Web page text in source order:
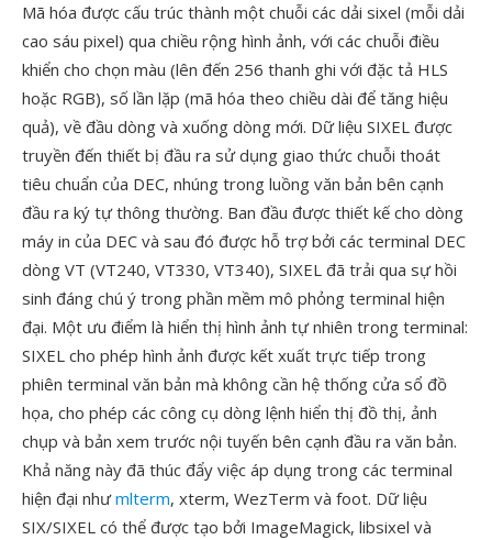
Mã hóa được cấu trúc thành một chuỗi các dải sixel (mỗi dải
cao sáu pixel) qua chiều rộng hình ảnh, với các chuỗi điều
khiển cho chọn màu (lên đến 256 thanh ghi với đặc tả HLS
hoặc RGB), số lần lặp (mã hóa theo chiều dài để tăng hiệu
quả), về đầu dòng và xuống dòng mới. Dữ liệu SIXEL được
truyền đến thiết bị đầu ra sử dụng giao thức chuỗi thoát
tiêu chuẩn của DEC, nhúng trong luồng văn bản bên cạnh
đầu ra ký tự thông thường. Ban đầu được thiết kế cho dòng
máy in của DEC và sau đó được hỗ trợ bởi các terminal DEC
dòng VT (VT240, VT330, VT340), SIXEL đã trải qua sự hồi
sinh đáng chú ý trong phần mềm mô phỏng terminal hiện
đại. Một ưu điểm là hiển thị hình ảnh tự nhiên trong terminal:
SIXEL cho phép hình ảnh được kết xuất trực tiếp trong
phiên terminal văn bản mà không cần hệ thống cửa sổ đồ
họa, cho phép các công cụ dòng lệnh hiển thị đồ thị, ảnh
chụp và bản xem trước nội tuyến bên cạnh đầu ra văn bản.
Khả năng này đã thúc đẩy việc áp dụng trong các terminal
hiện đại nhưmlterm, xterm, WezTerm và foot. Dữ liệu
SIX/SIXEL có thể được tạo bởi ImageMagick, libsixel và